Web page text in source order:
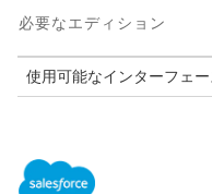
必要なエディション
使用可能なインターフェ
するEnterprise